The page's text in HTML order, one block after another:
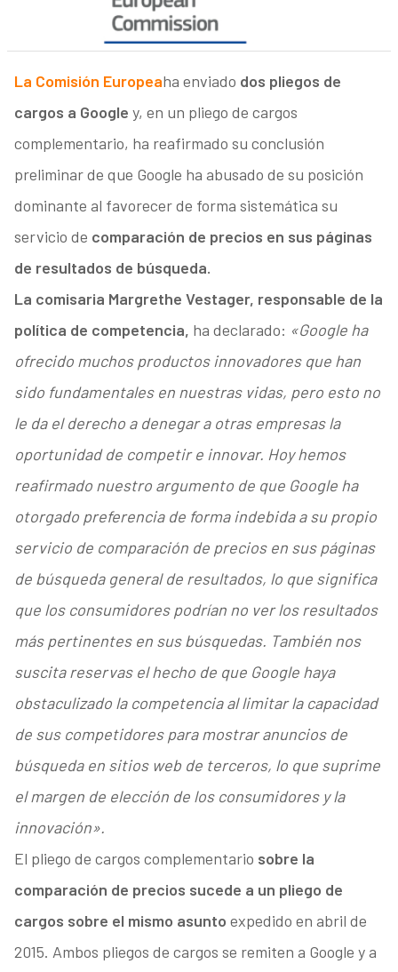
La Comisión Europeaha enviado dos pliegos de
cargos a Google y, en un pliego de cargos
complementario, ha reafirmado su conclusión
preliminar de que Google ha abusado de su posición
dominante al favorecer de forma sistemática su
servicio de comparación de precios en sus páginas
de resultados de búsqueda.
La comisaria Margrethe Vestager, responsable de la
política de competencia, ha declarado: «Google ha
ofrecido muchos productos innovadores que han
sido fundamentales en nuestras vidas, pero esto no
le da el derecho a denegar a otras empresas la
oportunidad de competir e innovar. Hoy hemos
reafirmado nuestro argumento de que Google ha
otorgado preferencia de forma indebida a su propio
servicio de comparación de precios en sus páginas
de búsqueda general de resultados, lo que significa
que los consumidores podrían no ver los resultados
más pertinentes en sus búsquedas. También nos
suscita reservas el hecho de que Google haya
obstaculizado la competencia al limitar la capacidad
de sus competidores para mostrar anuncios de
búsqueda en sitios web de terceros, lo que suprime
el margen de elección de los consumidores y la
innovación».
El pliego de cargos complementario sobre la
comparación de precios sucede a un pliego de
cargos sobre el mismo asunto expedido en abril de
2015. Ambos pliegos de cargos se remiten a Google y a